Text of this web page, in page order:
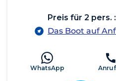
Preis für 2 pers. :
Das Boot auf
WhatsApp